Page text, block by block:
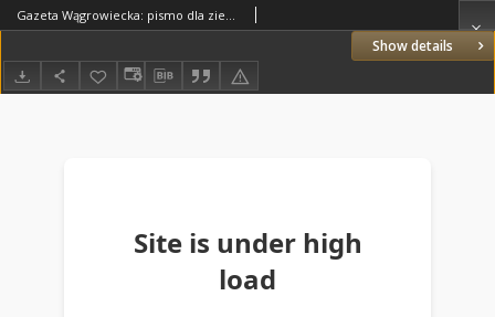
Show details
Gazeta Wągrowiecka: pismo dla ziemi pałuckiej 1926.06.10 R.6 Nr69